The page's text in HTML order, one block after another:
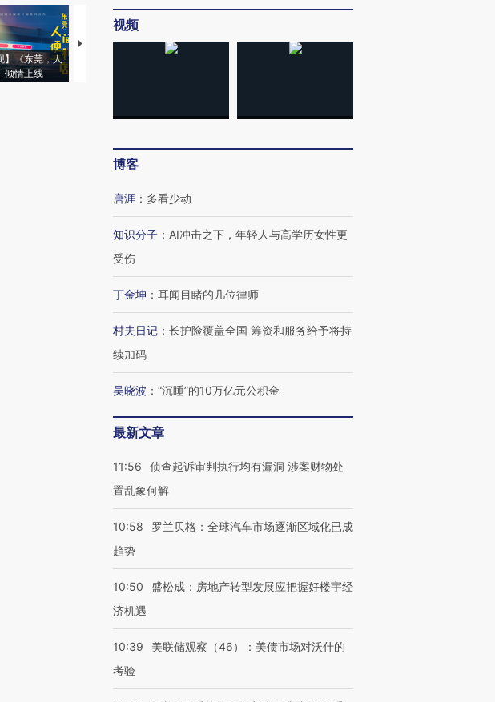
】《东莞，人
倾情上线
【推广】走进第四届链博
【商旅对话】华住集团
视频
博客
唐涯 ： 多看少动
知识分子 ： AI冲击之下，年轻人与高学历女性更
受伤
丁金坤 ： 耳闻目睹的几位律师
村夫日记 ： 长护险覆盖全国 筹资和服务给予将持
续加码
吴晓波 ： “沉睡”的10万亿元公积金
最新文章
11:56
侦查起诉审判执行均有漏洞 涉案财物处
置乱象何解
10:58
罗兰贝格：全球汽车市场逐渐区域化已成
趋势
10:50
盛松成：房地产转型发展应把握好楼宇经
济机遇
10:39
美联储观察（46）：美债市场对沃什的
考验